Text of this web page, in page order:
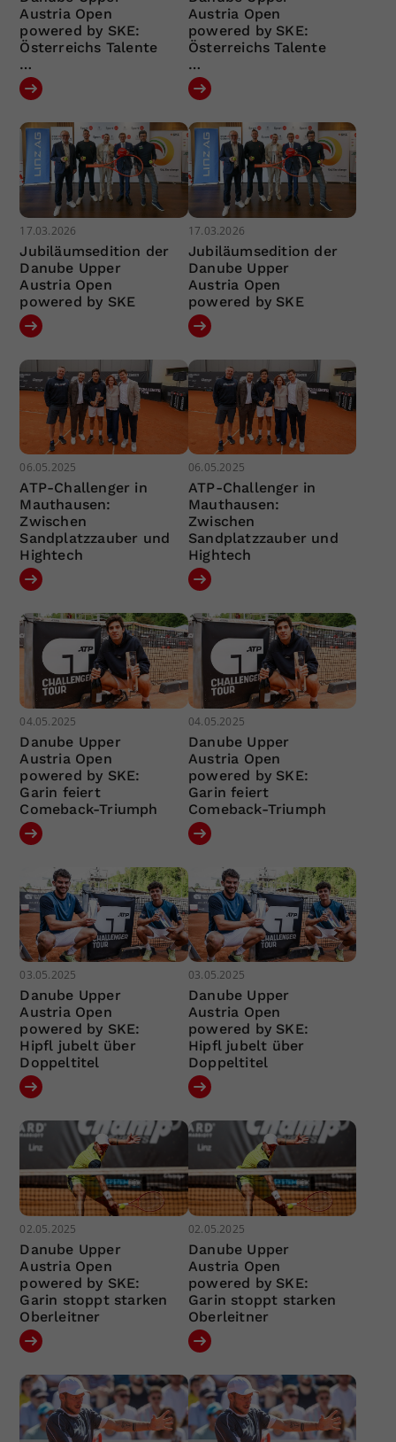
Austria Open
powered by SKE:
Österreichs Talente
…
Austria Open
powered by SKE:
Österreichs Talente
…
17.03.2026
Jubiläumsedition der
Danube Upper
Austria Open
powered by SKE
17.03.2026
Jubiläumsedition der
Danube Upper
Austria Open
powered by SKE
06.05.2025
ATP-Challenger in
Mauthausen:
Zwischen
Sandplatzzauber und
Hightech
06.05.2025
ATP-Challenger in
Mauthausen:
Zwischen
Sandplatzzauber und
Hightech
04.05.2025
Danube Upper
Austria Open
powered by SKE:
Garin feiert
Comeback-Triumph
04.05.2025
Danube Upper
Austria Open
powered by SKE:
Garin feiert
Comeback-Triumph
03.05.2025
Danube Upper
Austria Open
powered by SKE:
Hipfl jubelt über
Doppeltitel
03.05.2025
Danube Upper
Austria Open
powered by SKE:
Hipfl jubelt über
Doppeltitel
02.05.2025
Danube Upper
Austria Open
powered by SKE:
Garin stoppt starken
Oberleitner
02.05.2025
Danube Upper
Austria Open
powered by SKE:
Garin stoppt starken
Oberleitner